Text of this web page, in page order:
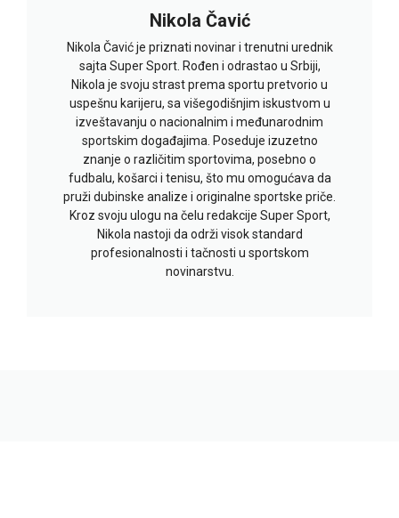
Nikola Čavić
Nikola Čavić je priznati novinar i trenutni urednik
sajta Super Sport. Rođen i odrastao u Srbiji,
Nikola je svoju strast prema sportu pretvorio u
uspešnu karijeru, sa višegodišnjim iskustvom u
izveštavanju o nacionalnim i međunarodnim
sportskim događajima. Poseduje izuzetno
znanje o različitim sportovima, posebno o
fudbalu, košarci i tenisu, što mu omogućava da
pruži dubinske analize i originalne sportske priče.
Kroz svoju ulogu na čelu redakcije Super Sport,
Nikola nastoji da održi visok standard
profesionalnosti i tačnosti u sportskom
novinarstvu.